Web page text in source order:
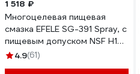
1 518 ₽
Многоцелевая пищевая
смазка EFELE SG-391 Spray, с
пищевым допуском NSF H1
520 мл 0091785
4.9(61)